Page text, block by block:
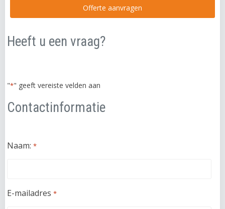
Offerte aanvragen
Heeft u een vraag?
"*" geeft vereiste velden aan
Contactinformatie
Naam: *
E-mailadres *